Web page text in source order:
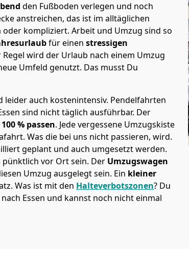
den Fußboden verlegen und noch
anstreichen, das ist im alltäglichen
oder kompliziert. Arbeit und Umzug sind so
für einen stressigen
Regel wird der Urlaub nach einem Umzug
Umfeld genutzt. Das musst Du
leider auch kostenintensiv. Pendelfahrten
sind nicht täglich ausführbar. Der
100 % passen. Jede vergessene Umzugskiste
Was die bei uns nicht passieren, wird.
geplant und auch umgesetzt werden.
vor Ort sein. Der Umzugswagen
Umzug ausgelegt sein. Ein kleiner
Was ist mit den Halteverbotszonen? Du
Essen und kannst noch nicht einmal